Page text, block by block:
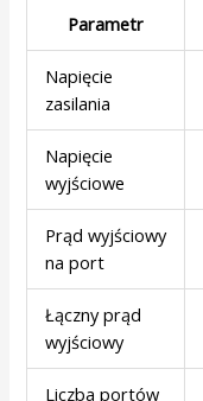
Parametr
Napięcie
zasilania
Napięcie
wyjściowe
Prąd wyjściowy
na port
Łączny prąd
wyjściowy
Liczba portów